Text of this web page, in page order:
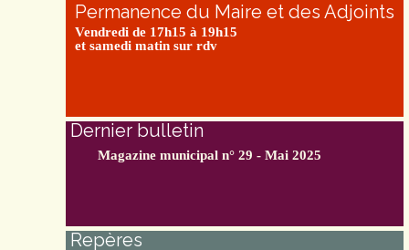
Permanence du Maire et des Adjoints
Vendredi de 17h15 à 19h15
et samedi matin sur rdv
Dernier bulletin
Magazine municipal n° 29 - Mai 2025
Repères